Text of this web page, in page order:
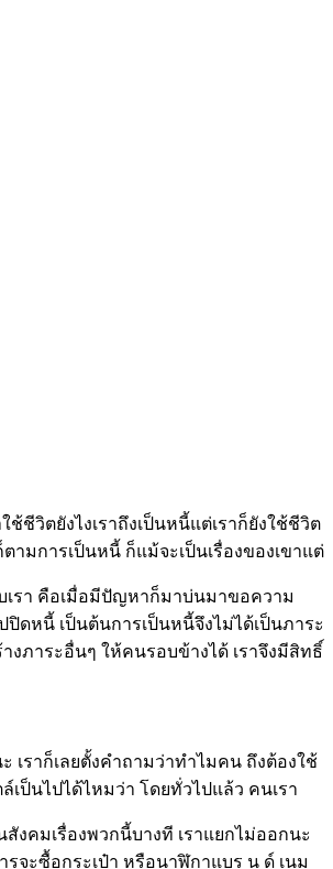
ใช้ชีวิตยังไงเราถึงเป็นหนี้แต่เราก็ยังใช้ชีวิต
ามการเป็นหนี้ ก็แม้จะเป็นเรื่องของเขาแต่
เรา คือเมื่อมีปัญหาก็มาบ่นมาขอความ
ปิดหนี้ เป็นต้นการเป็นหนี้จึงไม่ได้เป็นภาระ
งภาระอื่นๆ ให้คนรอบข้างได้ เราจึงมีสิทธิ์
เราก็เลยตั้งคำถามว่าทำไมคน ถึงต้องใช้
เป็นไปได้ไหมว่า โดยทั่วไปแล้ว คนเรา
งคมเรื่องพวกนี้บางที เราแยกไม่ออกนะ
รจะซื้อกระเป๋า หรือนาฬิกาแบร น ด์ เนม